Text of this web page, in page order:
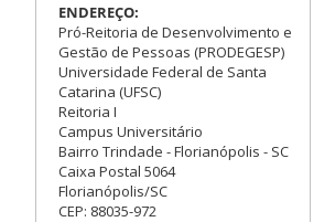
ENDEREÇO:
Pró-Reitoria de Desenvolvimento e
Gestão de Pessoas (PRODEGESP)
Universidade Federal de Santa
Catarina (UFSC)
Reitoria I
Campus Universitário
Bairro Trindade - Florianópolis - SC
Caixa Postal 5064
Florianópolis/SC
CEP: 88035-972